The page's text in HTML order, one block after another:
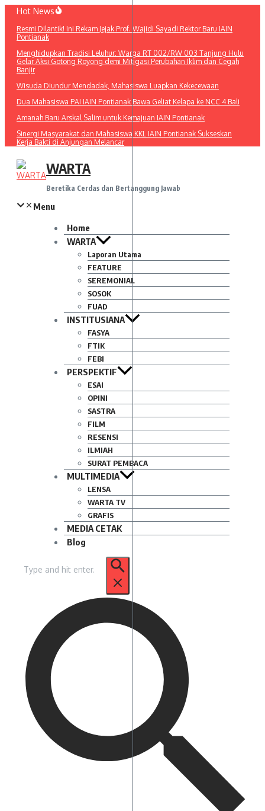
Lewati
konten
Hot News
Resmi Dilantik! Ini Rekam Jejak Prof. Wajidi Sayadi Rektor Baru IAIN
Pontianak
Menghidupkan Tradisi Leluhur: Warga RT 002/RW 003 Tanjung Hulu
Gelar Aksi Gotong Royong demi Mitigasi Perubahan Iklim dan Cegah
Banjir
Wisuda Diundur Mendadak, Mahasiswa Luapkan Kekecewaan
Dua Mahasiswa PAI IAIN Pontianak Bawa Geliat Kelapa ke NCC 4 Bali
Amanah Baru Arskal Salim untuk Kemajuan IAIN Pontianak
Sinergi Masyarakat dan Mahasiswa KKL IAIN Pontianak Sukseskan
Kerja Bakti di Anjungan Melancar
WARTA
Beretika Cerdas dan Bertanggung Jawab
Menu
Home
WARTA
Laporan Utama
FEATURE
SEREMONIAL
SOSOK
FUAD
INSTITUSIANA
FASYA
FTIK
FEBI
PERSPEKTIF
ESAI
OPINI
SASTRA
FILM
RESENSI
ILMIAH
SURAT PEMBACA
MULTIMEDIA
LENSA
WARTA TV
GRAFIS
MEDIA CETAK
Blog
untuk: